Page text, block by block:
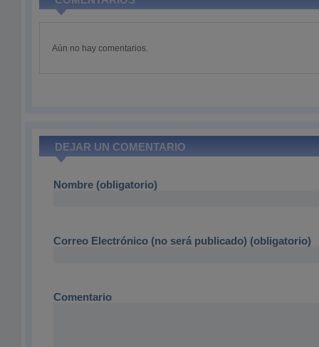
Aún no hay comentarios.
DEJAR UN COMENTARIO
Nombre (obligatorio)
Correo Electrónico (no será publicado) (obligatorio)
Comentario